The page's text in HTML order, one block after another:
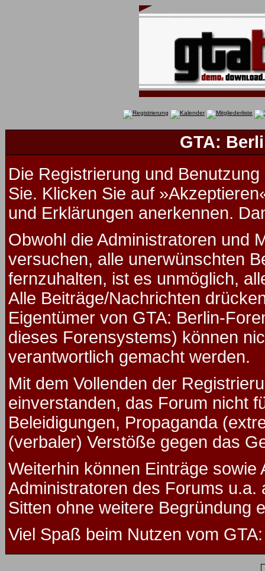
GTA:
Die Registrierung und
Sie. Klicken Sie auf
und Erklärungen anerkennen.
Obwohl die Administratoren und
versuchen, alle unerwünschten
fernzuhalten, ist es unmöglich,
Alle Beiträge/Nachrichten
Eigentümer von GTA: Berlin-
dieses Forensystems) können
verantwortlich gemacht werden.
Mit dem Vollenden der
einverstanden, das Forum nicht
Beleidigungen, Propaganda
(verbaler) Verstöße gegen das
Weiterhin können Einträge
Administratoren des Forums
Sitten ohne weitere Begründung
Viel Spaß beim Nutzen vom